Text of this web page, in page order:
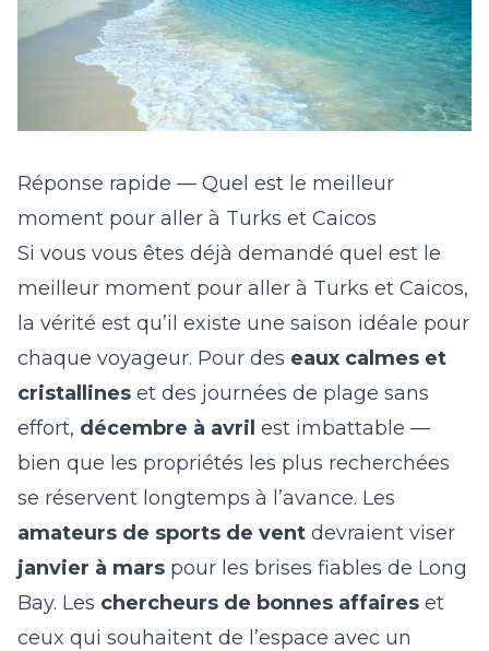
Réponse rapide — Quel est le meilleur
moment pour aller à Turks et Caicos
Si vous vous êtes déjà demandé quel est le
meilleur moment pour aller à Turks et Caicos,
la vérité est qu’il existe une saison idéale pour
chaque voyageur. Pour des eaux calmes et
cristallines et des journées de plage sans
effort, décembre à avril est imbattable —
bien que les propriétés les plus recherchées
se réservent longtemps à l’avance. Les
amateurs de sports de vent devraient viser
janvier à mars pour les brises fiables de Long
Bay. Les chercheurs de bonnes affaires et
ceux qui souhaitent de l’espace avec un